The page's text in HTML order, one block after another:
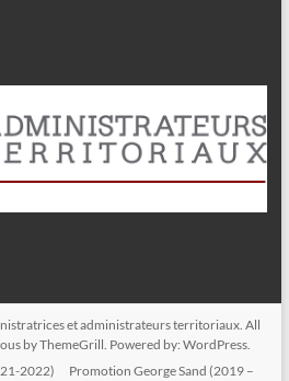
et administrateurs territoriaux. All
by ThemeGrill. Powered by: WordPress.
2022)
Promotion George Sand (2019 –